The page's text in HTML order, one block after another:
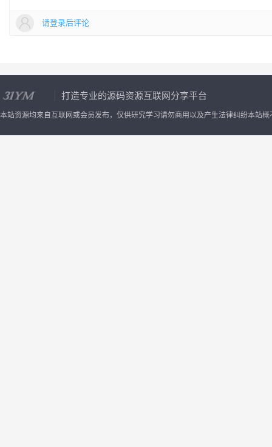
请登录后评论
打造专业的源码资源互联网分享平台
本站资源均来自互联网或会员发布，仅供研究学习请勿商用以及产生法律纠纷本站